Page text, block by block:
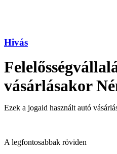
Hivás
vásárlásakor
Ezek a jogaid használt autó
A legfontosabbak röviden